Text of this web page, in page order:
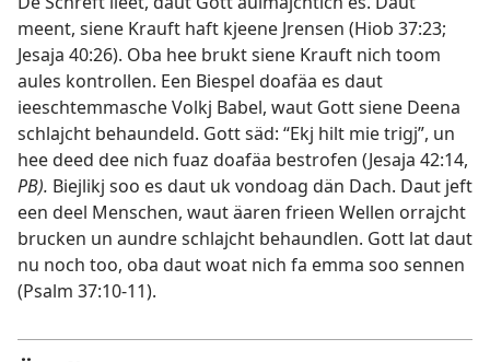
meent, siene Krauft haft kjeene Jrensen (Hiob 37:23;
Jesaja 40:26). Oba hee brukt siene Krauft nich toom
aules kontrollen. Een Biespel doafäa es daut
ieeschtemmasche Volkj Babel, waut Gott siene Deena
schlajcht behaundeld. Gott säd: “Ekj hilt mie trigj”, un
hee deed dee nich fuaz doafäa bestrofen (Jesaja 42:14,
PB). Biejlikj soo es daut uk vondoag dän Dach. Daut jeft
een deel Menschen, waut äaren frieen Wellen orrajcht
brucken un aundre schlajcht behaundlen. Gott lat daut
nu noch too, oba daut woat nich fa emma soo sennen
(Psalm 37:10-11).